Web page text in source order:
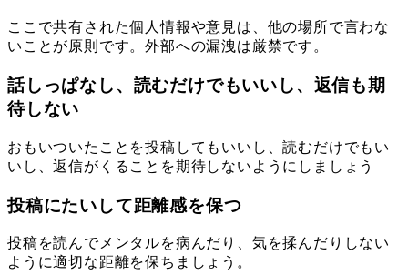
ここで共有された個人情報や意見は、他の場所で言わな
いことが原則です。外部への漏洩は厳禁です。
話しっぱなし、読むだけでもいいし、返信も期
待しない
おもいついたことを投稿してもいいし、読むだけでもい
いし、返信がくることを期待しないようにしましょう
投稿にたいして距離感を保つ
投稿を読んでメンタルを病んだり、気を揉んだりしない
ように適切な距離を保ちましょう。